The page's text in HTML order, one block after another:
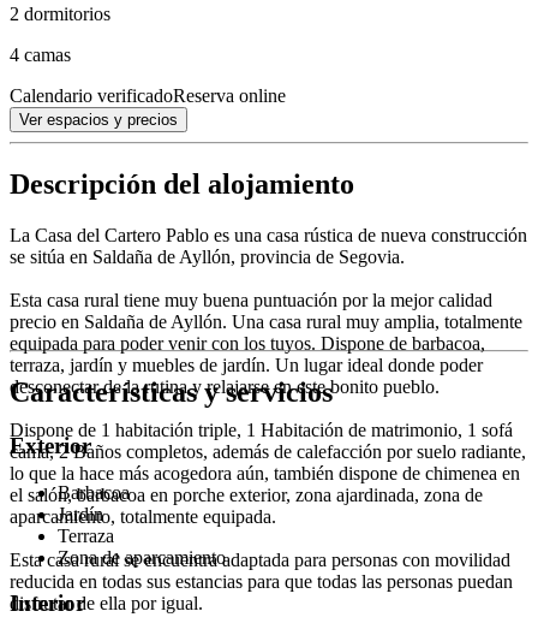
2 dormitorios
4 camas
Calendario verificadoReserva online
Ver espacios y precios
Descripción del alojamiento
La Casa del Cartero Pablo es una casa rústica de nueva construcción
se sitúa en Saldaña de Ayllón, provincia de Segovia.
Esta casa rural tiene muy buena puntuación por la mejor calidad
precio en Saldaña de Ayllón. Una casa rural muy amplia, totalmente
equipada para poder venir con los tuyos. Dispone de barbacoa,
terraza, jardín y muebles de jardín. Un lugar ideal donde poder
desconectar de la rutina y relajarse en este bonito pueblo.
Dispone de 1 habitación triple, 1 Habitación de matrimonio, 1 sofá
cama, 2 Baños completos, además de calefacción por suelo radiante,
lo que la hace más acogedora aún, también dispone de chimenea en
el salón, barbacoa en porche exterior, zona ajardinada, zona de
aparcamiento, totalmente equipada.
Esta casa rural se encuentra adaptada para personas con movilidad
reducida en todas sus estancias para que todas las personas puedan
disfrutar de ella por igual.
Características y servicios
Exterior
Barbacoa
Jardín
Terraza
Zona de aparcamiento
Interior